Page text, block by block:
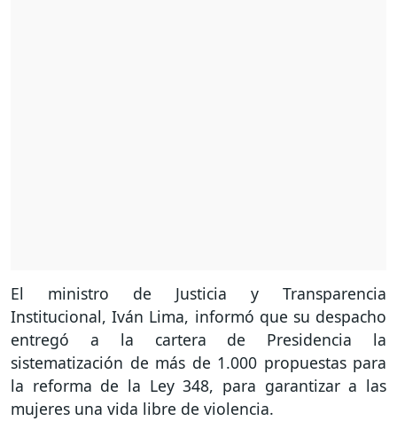
El ministro de Justicia y Transparencia
Institucional, Iván Lima, informó que su despacho
entregó a la cartera de Presidencia la
sistematización de más de 1.000 propuestas para
la reforma de la Ley 348, para garantizar a las
mujeres una vida libre de violencia.